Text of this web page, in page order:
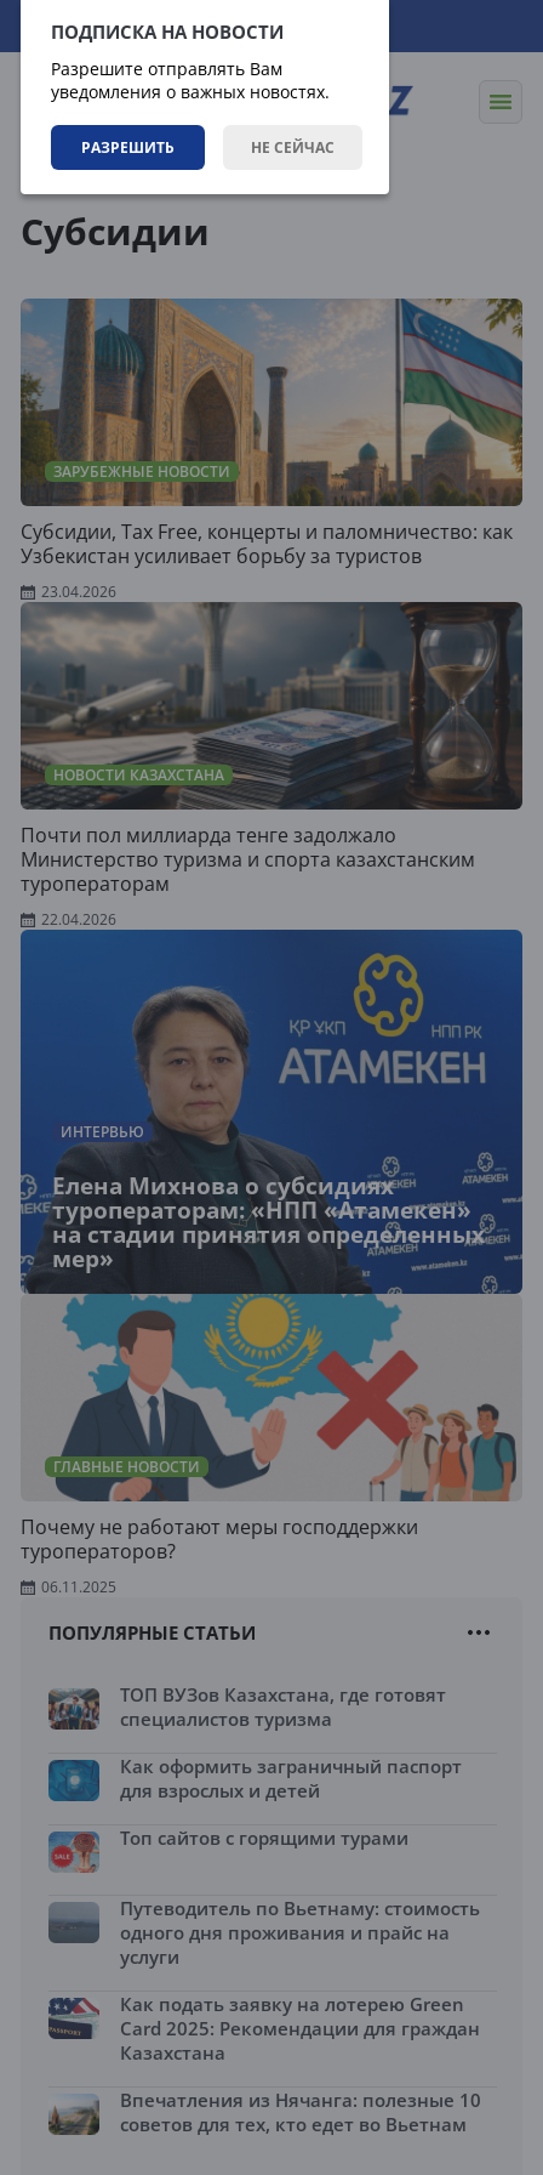
ПОДПИСКА НА НОВОСТИ
Разрешите отправлять Вам
уведомления о важных новостях.
РАЗРЕШИТЬ НЕ СЕЙЧАС
07.08.2026 17:48:57
Субсидии
ЗАРУБЕЖНЫЕ НОВОСТИ
Субсидии, Tax Free, концерты и паломничество: как
Узбекистан усиливает борьбу за туристов
23.04.2026
НОВОСТИ КАЗАХСТАНА
Почти пол миллиарда тенге задолжало
Министерство туризма и спорта казахстанским
туроператорам
22.04.2026
ИНТЕРВЬЮ
Елена Михнова о субсидиях
туроператорам: «НПП «Атамекен»
на стадии принятия определенных
мер»
ГЛАВНЫЕ НОВОСТИ
Почему не работают меры господдержки
туроператоров?
06.11.2025
ПОПУЛЯРНЫЕ СТАТЬИ
ТОП ВУЗов Казахстана, где готовят
специалистов туризма
Как оформить заграничный паспорт
для взрослых и детей
Топ сайтов с горящими турами
Путеводитель по Вьетнаму: стоимость
одного дня проживания и прайс на
услуги
Как подать заявку на лотерею Green
Card 2025: Рекомендации для граждан
Казахстана
Впечатления из Нячанга: полезные 10
советов для тех, кто едет во Вьетнам